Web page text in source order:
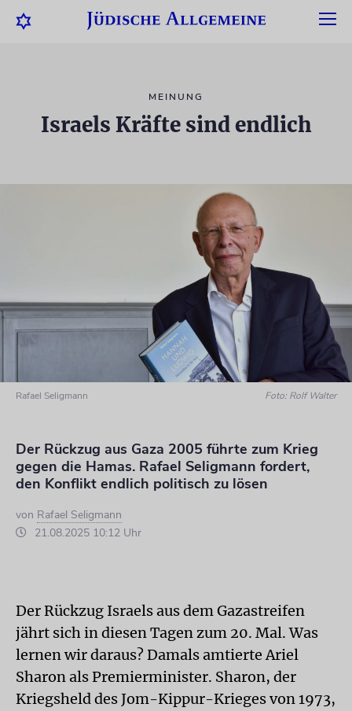
MEINUNG
Israels Kräfte sind endlich
Rafael Seligmann Foto: Rolf Walter
Der Rückzug aus Gaza 2005 führte zum Krieg
gegen die Hamas. Rafael Seligmann fordert,
den Konflikt endlich politisch zu lösen
von Rafael Seligmann
21.08.2025 10:12 Uhr
Der Rückzug Israels aus dem Gazastreifen
jährt sich in diesen Tagen zum 20. Mal. Was
lernen wir daraus? Damals amtierte Ariel
Sharon als Premierminister. Sharon, der
Kriegsheld des Jom-Kippur-Krieges von 1973,